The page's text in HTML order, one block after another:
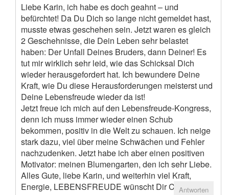
Liebe Karin, ich habe es doch geahnt – und
befürchtet! Da Du Dich so lange nicht gemeldet hast,
musste etwas geschehen sein. Jetzt waren es gleich
2 Geschehnisse, die Dein Leben sehr belastet
haben: Der Unfall Deines Bruders, dann Deiner! Es
tut mir wirklich sehr leid, wie das Schicksal Dich
wieder herausgefordert hat. Ich bewundere Deine
Kraft, wie Du diese Herausforderungen meisterst und
Deine Lebensfreude wieder da ist!
Jetzt freue ich mich auf den Lebensfreude-Kongress,
denn ich muss immer wieder einen Schub
bekommen, positiv in die Welt zu schauen. Ich neige
stark dazu, viel über meine Schwächen und Fehler
nachzudenken. Jetzt habe ich aber einen positiven
Motivator: meinen Blumengarten, den ich sehr Liebe.
Alles Gute, liebe Karin, und weiterhin viel Kraft,
Energie, LEBENSFREUDE wünscht Dir ChristaAntworten